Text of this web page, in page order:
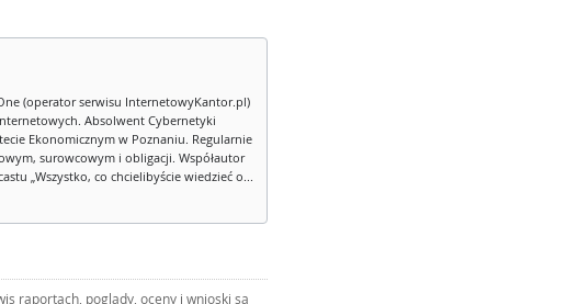
(operator serwisu InternetowyKantor.pl)
Absolwent Cybernetyki
Ekonomicznym w Poznaniu. Regularnie
surowcowym i obligacji. Współautor
„Wszystko, co chcielibyście wiedzieć o...
raportach, poglądy, oceny i wnioski są